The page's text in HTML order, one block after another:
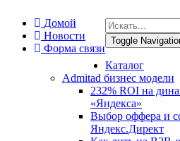
Домой
Новости
Форма связи
Toggle
Каталог
Admitad бизнес модели
232% ROI на
«Яндекса»
Выбор оффера и
Яндекс.Директ